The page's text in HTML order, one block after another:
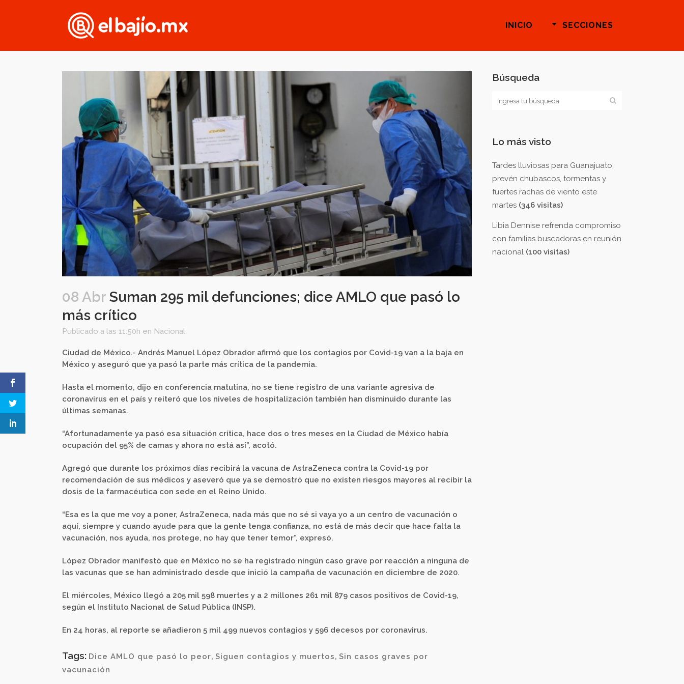
INICIO SECCIONES
08 Abr Suman 295 mil defunciones; dice AMLO que pasó lo
más crítico
Publicado a las 11:50h en Nacional
Ciudad de México.- Andrés Manuel López Obrador afirmó que los contagios por Covid-19 van a la baja en
México y aseguró que ya pasó la parte más crítica de la pandemia.
Hasta el momento, dijo en conferencia matutina, no se tiene registro de una variante agresiva de
coronavirus en el país y reiteró que los niveles de hospitalización también han disminuido durante las
últimas semanas.
“Afortunadamente ya pasó esa situación crítica, hace dos o tres meses en la Ciudad de México había
ocupación del 95% de camas y ahora no está así”, acotó.
Agregó que durante los próximos días recibirá la vacuna de AstraZeneca contra la Covid-19 por
recomendación de sus médicos y aseveró que ya se demostró que no existen riesgos mayores al recibir la
dosis de la farmacéutica con sede en el Reino Unido.
“Esa es la que me voy a poner, AstraZeneca, nada más que no sé si vaya yo a un centro de vacunación o
aquí, siempre y cuando ayude para que la gente tenga confianza, no está de más decir que hace falta la
vacunación, nos ayuda, nos protege, no hay que tener temor”, expresó.
López Obrador manifestó que en México no se ha registrado ningún caso grave por reacción a ninguna de
las vacunas que se han administrado desde que inició la campaña de vacunación en diciembre de 2020.
El miércoles, México llegó a 205 mil 598 muertes y a 2 millones 261 mil 879 casos positivos de Covid-19,
según el Instituto Nacional de Salud Pública (INSP).
En 24 horas, al reporte se añadieron 5 mil 499 nuevos contagios y 596 decesos por coronavirus.
Tags: Dice AMLO que pasó lo peor, Siguen contagios y muertos, Sin casos graves por
vacunación
Búsqueda
Lo más visto
Tardes lluviosas para Guanajuato:
prevén chubascos, tormentas y
fuertes rachas de viento este
martes (346 visitas)
Libia Dennise refrenda compromiso
con familias buscadoras en reunión
nacional (100 visitas)